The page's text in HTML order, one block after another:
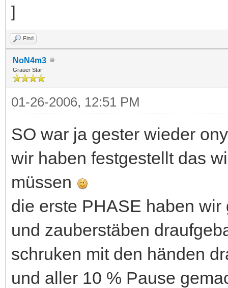
Find
NoN4m3
Grauer Star
01-26-2006, 12:51 PM
SO war ja gester wieder
wir haben festgestellt das
müssen
die erste PHASE haben
und zauberstäben
schruken mit den händen
und aller 10 % Pause